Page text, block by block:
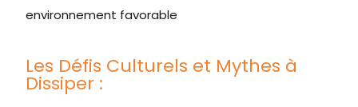
environnement favorable
Les Défis Culturels et Mythes à
Dissiper :